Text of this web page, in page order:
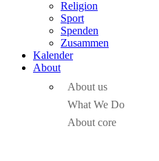
Religion
Sport
Spenden
Zusammen
Kalender
About
About us
What We Do
About core